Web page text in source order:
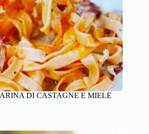
DI CASTAGNE E MIELE